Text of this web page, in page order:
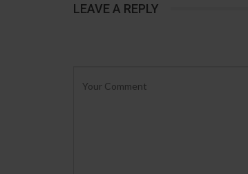
LEAVE A REPLY